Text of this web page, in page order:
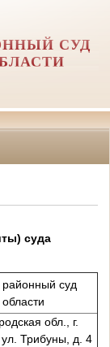
СУД
суда
районный суд
обл., г.
Трибуны, д. 4